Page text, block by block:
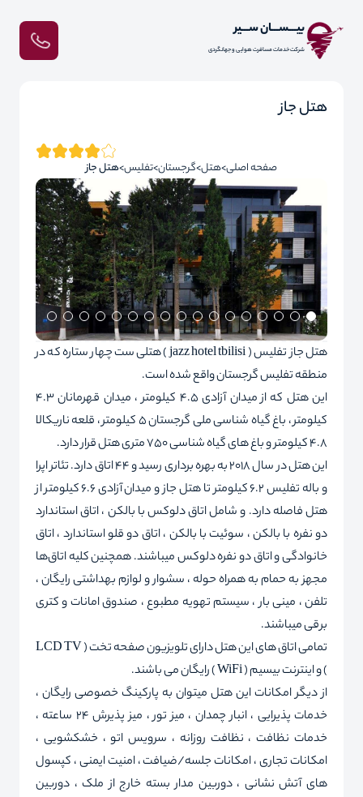
بیـــســـان ســـیر
شرکت خدمات مسافرت هوایی و جهانگردی
هتل جاز
صفحه اصلی هتل گرجستان تفلیس هتل جاز
هتل جاز تفلیس ( jazz hotel tbilisi ) هتلی ست چهار ستاره که در
منطقه تفلیس گرجستان واقع شده است.
این هتل که از میدان آزادی 4.5 کیلومتر ، میدان قهرمانان 4.3
کیلومتر ، باغ گیاه شناسی ملی گرجستان 5 کیلومتر ، قلعه ناریکالا
4.8 کیلومتر و باغ های گیاه شناسی 750 متری هتل قرار دارد.
این هتل در سال 2018 به بهره برداری رسید و 44 اتاق دارد. تئاتر اپرا
و باله تفلیس 6.2 کیلومتر تا هتل جاز و میدان آزادی 6.6 کیلومتر از
هتل فاصله دارد. و شامل اتاق دلوکس با بالکن ، اتاق استاندارد
دو نفره با بالکن ، سوئیت با بالکن ، اتاق دو قلو استاندارد ، اتاق
خانوادگی و اتاق دو نفره دلوکس میباشند. همچنین کلیه اتاق‌ها
مجهز به حمام به همراه حوله ، سشوار و لوازم بهداشتی رایگان ،
تلفن ، مینی بار ، سیستم تهویه مطبوع ، صندوق امانات و کتری
برقی میباشند.
تمامی اتاق های این هتل دارای تلویزیون صفحه تخت ( LCD TV
) و اینترنت بیسیم ( WiFi ) رایگان می باشند.
از دیگر امکانات این هتل میتوان به پارکینگ خصوصی رایگان ،
خدمات پذیرایی ، انبار چمدان ، میز تور ، میز پذیرش 24 ساعته ،
خدمات نظافت ، نظافت روزانه ، سرویس اتو ، خشکشویی ،
امکانات تجاری ، امکانات جلسه/ضیافت ، امنیت ایمنی ، کپسول
های آتش نشانی ، دوربین مدار بسته خارج از ملک ، دوربین